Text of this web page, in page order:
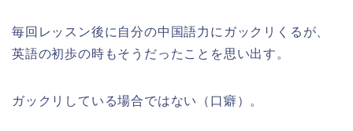
毎回レッスン後に自分の中国語力にガックリくるが、
英語の初歩の時もそうだったことを思い出す。
ガックリしている場合ではない（口癖）。